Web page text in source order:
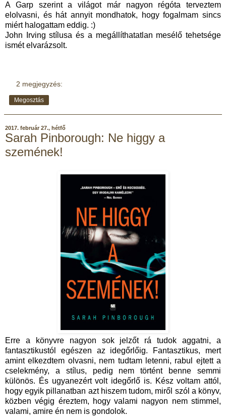
A Garp szerint a világot már nagyon régóta terveztem
elolvasni, és hát annyit mondhatok, hogy fogalmam sincs
miért halogattam eddig. :)
John Irving stílusa és a megállíthatatlan mesélő tehetsége
ismét elvarázsolt.
2 megjegyzés:
Megosztás
2017. február 27., hétfő
Sarah Pinborough: Ne higgy a
szemének!
Erre a könyvre nagyon sok jelzőt rá tudok aggatni, a
fantasztikustól egészen az idegőrlőig. Fantasztikus, mert
amint elkezdtem olvasni, nem tudtam letenni, rabul ejtett a
cselekmény, a stílus, pedig nem történt benne semmi
különös. És ugyanezért volt idegőrlő is. Kész voltam attól,
hogy egyik pillanatban azt hiszem tudom, miről szól a könyv,
közben végig éreztem, hogy valami nagyon nem stimmel,
valami, amire én nem is gondolok.